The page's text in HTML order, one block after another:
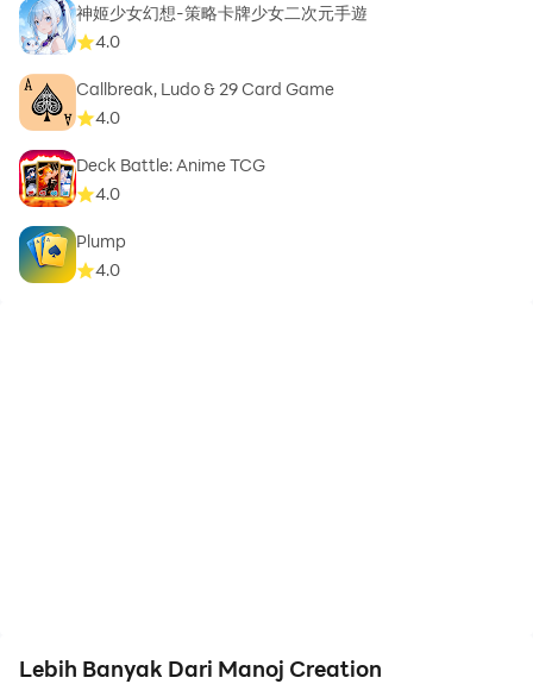
神姬少女幻想-策略卡牌少女二次元手遊
4.0
Callbreak, Ludo & 29 Card Game
4.0
Deck Battle: Anime TCG
4.0
Plump
4.0
Lebih Banyak Dari Manoj Creation